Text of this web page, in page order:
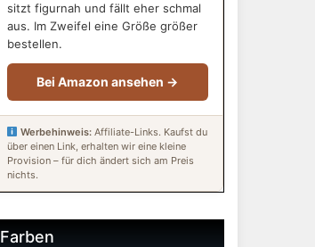
sitzt figurnah und fällt eher schmal
aus. Im Zweifel eine Größe größer
bestellen.
Bei Amazon ansehen →
Werbehinweis: Affiliate-Links. Kaufst du
über einen Link, erhalten wir eine kleine
Provision – für dich ändert sich am Preis
nichts.
Farben